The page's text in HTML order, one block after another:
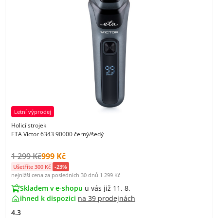
Letní výprodej
Holicí strojek
ETA Victor 6343 90000 černý/šedý
Původní cena s DPH:
1 299 KčCena s DPH:
999 Kč
Ušetříte 300 Kč -23%
nejnižší cena za posledních 30 dnů 1 299 Kč
Skladem v e-shopu u vás již 11. 8.
ihned k dispozici na 39 prodejnách
4.3